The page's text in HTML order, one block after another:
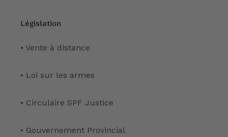
Législation
• Vente à distance
• Loi sur les armes
• Circulaire SPF Justice
• Gouvernement Provincial